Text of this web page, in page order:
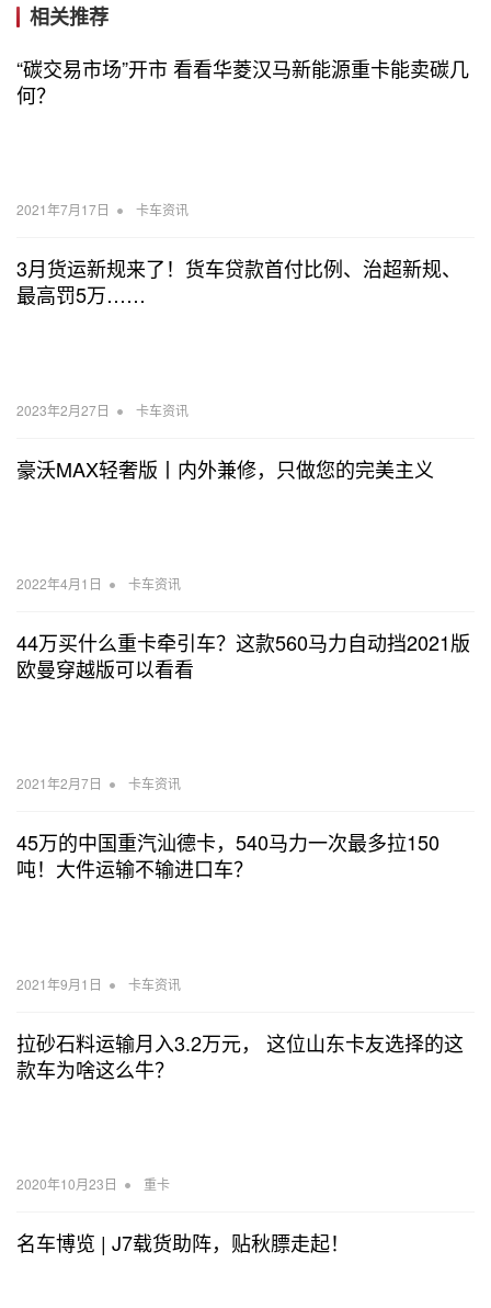
相关推荐
“碳交易市场”开市 看看华菱汉马新能源重卡能卖碳几
何？
2021年7月17日 • 卡车资讯
3月货运新规来了！货车贷款首付比例、治超新规、
最高罚5万……
2023年2月27日 • 卡车资讯
豪沃MAX轻奢版丨内外兼修，只做您的完美主义
2022年4月1日 • 卡车资讯
44万买什么重卡牵引车？这款560马力自动挡2021版
欧曼穿越版可以看看
2021年2月7日 • 卡车资讯
45万的中国重汽汕德卡，540马力一次最多拉150
吨！大件运输不输进口车？
2021年9月1日 • 卡车资讯
拉砂石料运输月入3.2万元， 这位山东卡友选择的这
款车为啥这么牛？
2020年10月23日 • 重卡
名车博览 | J7载货助阵，贴秋膘走起！